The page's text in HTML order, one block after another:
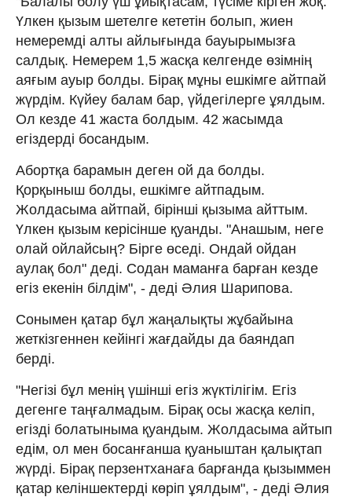
Үлкен қызым шетелге кететін болып, жиен
немеремді алты айлығында бауырымызға
салдық. Немерем 1,5 жасқа келгенде өзімнің
аяғым ауыр болды. Бірақ мұны ешкімге айтпай
жүрдім. Күйеу балам бар, үйдегілерге ұялдым.
Ол кезде 41 жаста болдым. 42 жасымда
егіздерді босандым.
Абортқа барамын деген ой да болды.
Қорқыныш болды, ешкімге айтпадым.
Жолдасыма айтпай, бірінші қызыма айттым.
Үлкен қызым керісінше қуанды. "Анашым, неге
олай ойлайсың? Бірге өседі. Ондай ойдан
аулақ бол" деді. Содан маманға барған кезде
егіз екенін білдім", - деді Әлия Шарипова.
Сонымен қатар бұл жаңалықты жұбайына
жеткізгеннен кейінгі жағдайды да баяндап
берді.
"Негізі бұл менің үшінші егіз жүктілігім. Егіз
дегенге таңғалмадым. Бірақ осы жасқа келіп,
егізді болатыныма қуандым. Жолдасыма айтып
едім, ол мен босанғанша қуаныштан қалықтап
жүрді. Бірақ перзентханаға барғанда қызыммен
қатар келіншектерді көріп ұялдым", - деді Әлия